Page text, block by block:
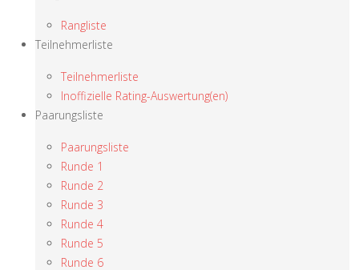
Rangliste
Teilnehmerliste
Teilnehmerliste
Inoffizielle Rating-Auswertung(en)
Paarungsliste
Paarungsliste
Runde 1
Runde 2
Runde 3
Runde 4
Runde 5
Runde 6